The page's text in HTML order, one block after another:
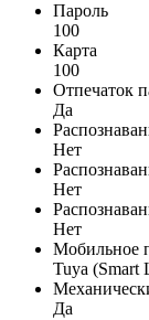
Пароль
100
Карта
100
Отпечаток
Да
Нет
Нет
Нет
Мобильное
Tuya (Smart
Да